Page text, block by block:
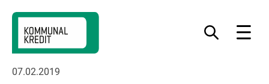
Zur
Navigation
springen
Zum
springen
Zur
Fußzeile
springen
Was
möchten
Menu
07.02.2019